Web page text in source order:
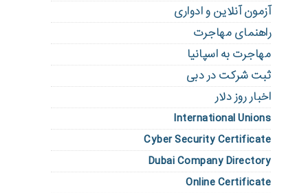
آزمون آنلاین و ادواری
راهنمای مهاجرت
مهاجرت به اسپانیا
ثبت شرکت در دبی
اخبار روز دلار
International Unions
Cyber Security Certificate
Dubai Company Directory
Online Certificate